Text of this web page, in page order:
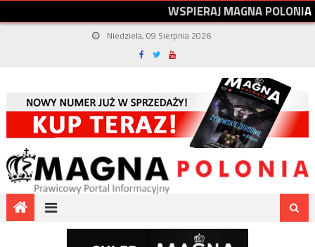
WSPIERAJMAGNAPOLONIA
Niedziela, 09 Sierpnia 2026